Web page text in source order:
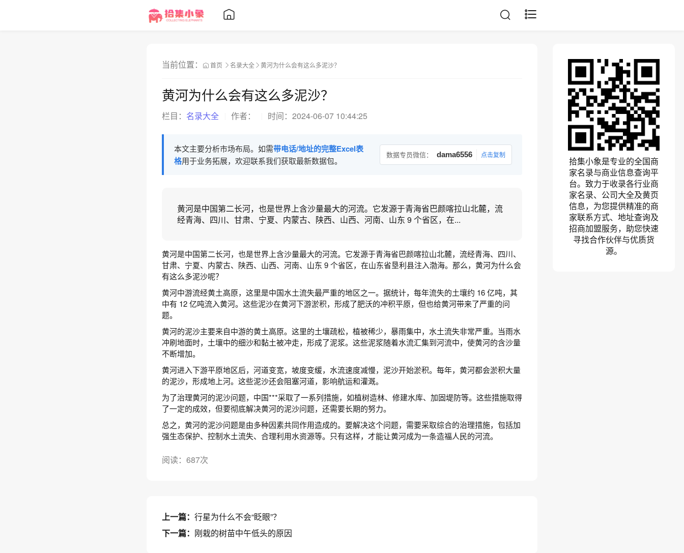
当前位置： 首页 名录大全 黄河为什么会有这么多泥沙？
黄河为什么会有这么多泥沙？
栏目： 名录大全 作者： 时间： 2024-06-07 10:44:25
本文主要分析市场布局。如需带电话/地址的完整Excel表
格用于业务拓展，欢迎联系我们获取最新数据包。
数据专员微信： dama6556 点击复制
黄河是中国第二长河，也是世界上含沙量最大的河流。它发源于青海省巴颜喀拉山北麓，流
经青海、四川、甘肃、宁夏、内蒙古、陕西、山西、河南、山东 9 个省区，在...
黄河是中国第二长河，也是世界上含沙量最大的河流。它发源于青海省巴颜喀拉山北麓，流经青海、四川、
甘肃、宁夏、内蒙古、陕西、山西、河南、山东 9 个省区，在山东省垦利县注入渤海。那么，黄河为什么会
有这么多泥沙呢？
黄河中游流经黄土高原，这里是中国水土流失最严重的地区之一。据统计，每年流失的土壤约 16 亿吨，其
中有 12 亿吨流入黄河。这些泥沙在黄河下游淤积，形成了肥沃的冲积平原，但也给黄河带来了严重的问
题。
黄河的泥沙主要来自中游的黄土高原。这里的土壤疏松，植被稀少，暴雨集中，水土流失非常严重。当雨水
冲刷地面时，土壤中的细沙和黏土被冲走，形成了泥浆。这些泥浆随着水流汇集到河流中，使黄河的含沙量
不断增加。
黄河进入下游平原地区后，河道变宽，坡度变缓，水流速度减慢，泥沙开始淤积。每年，黄河都会淤积大量
的泥沙，形成地上河。这些泥沙还会阻塞河道，影响航运和灌溉。
为了治理黄河的泥沙问题，中国***采取了一系列措施，如植树造林、修建水库、加固堤防等。这些措施取得
了一定的成效，但要彻底解决黄河的泥沙问题，还需要长期的努力。
总之，黄河的泥沙问题是由多种因素共同作用造成的。要解决这个问题，需要采取综合的治理措施，包括加
强生态保护、控制水土流失、合理利用水资源等。只有这样，才能让黄河成为一条造福人民的河流。
阅读：687次
上一篇： 行星为什么不会“眨眼”？
下一篇： 刚栽的树苗中午低头的原因
拾集小象是专业的全国商
家名录与商业信息查询平
台。致力于收录各行业商
家名录、公司大全及黄页
信息，为您提供精准的商
家联系方式、地址查询及
招商加盟服务，助您快速
寻找合作伙伴与优质货
源。